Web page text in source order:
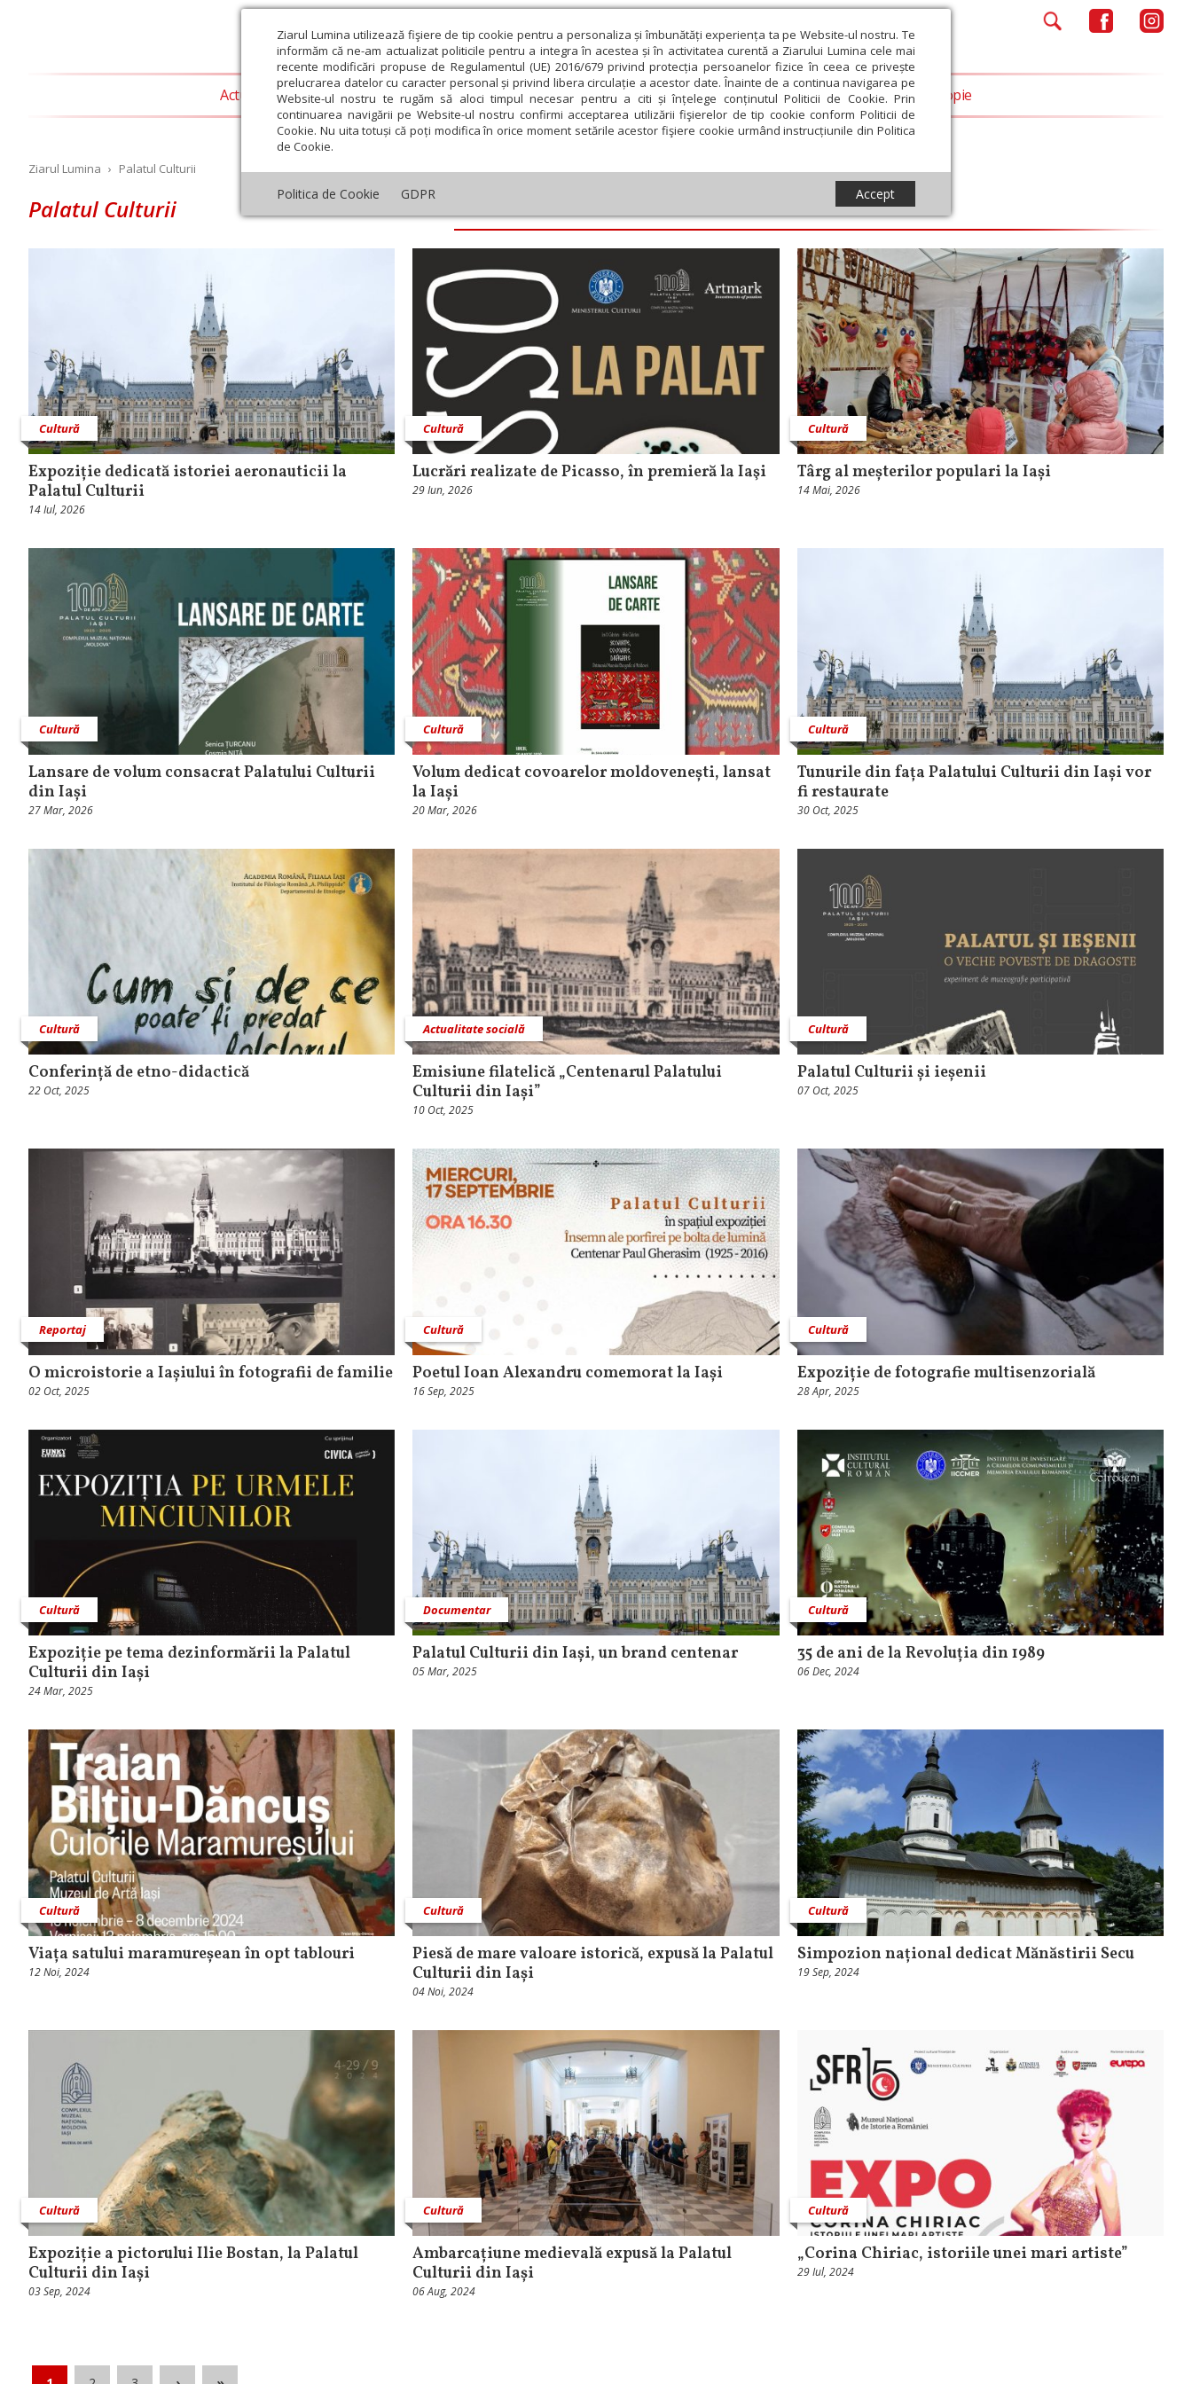
Ziarul Lumina utilizează fişiere de tip cookie pentru a personaliza și îmbunătăți experiența ta pe Website-ul nostru. Te
informăm că ne-am actualizat politicile pentru a integra în acestea și în activitatea curentă a Ziarului Lumina cele mai
recente modificări propuse de Regulamentul (UE) 2016/679 privind protecția persoanelor fizice în ceea ce privește
prelucrarea datelor cu caracter personal și privind libera circulație a acestor date. Înainte de a continua navigarea pe
Website-ul nostru te rugăm să aloci timpul necesar pentru a citi și înțelege conținutul Politicii de Cookie. Prin
continuarea navigării pe Website-ul nostru confirmi acceptarea utilizării fişierelor de tip cookie conform Politicii de
Cookie. Nu uita totuși că poți modifica în orice moment setările acestor fişiere cookie urmând instrucțiunile din Politica
de Cookie.
Politica de Cookie GDPR Accept
Actualitate religioasă Teologie și spiritualitate Educaţie și Cultură Societate Opinii Filantropie
Ziarul Lumina › Palatul Culturii
Palatul Culturii
Cultură
Expoziție dedicată istoriei aeronauticii la
Palatul Culturii
14 Iul, 2026
Cultură
Lucrări realizate de Picasso, în premieră la Iaşi
29 Iun, 2026
Cultură
Târg al meșterilor populari la Iași
14 Mai, 2026
Cultură
Lansare de volum consacrat Palatului Culturii
din Iași
27 Mar, 2026
Cultură
Volum dedicat covoarelor moldovenești, lansat
la Iași
20 Mar, 2026
Cultură
Tunurile din fața Palatului Culturii din Iași vor
fi restaurate
30 Oct, 2025
Cultură
Conferință de etno-didactică
22 Oct, 2025
Actualitate socială
Emisiune filatelică „Centenarul Palatului
Culturii din Iași”
10 Oct, 2025
Cultură
Palatul Culturii și ieșenii
07 Oct, 2025
Reportaj
O microistorie a Iașiului în fotografii de familie
02 Oct, 2025
Cultură
Poetul Ioan Alexandru comemorat la Iași
16 Sep, 2025
Cultură
Expoziție de fotografie multisenzorială
28 Apr, 2025
Cultură
Expoziție pe tema dezinformării la Palatul
Culturii din Iași
24 Mar, 2025
Documentar
Palatul Culturii din Iași, un brand centenar
05 Mar, 2025
Cultură
35 de ani de la Revoluția din 1989
06 Dec, 2024
Cultură
Viața satului maramureșean în opt tablouri
12 Noi, 2024
Cultură
Piesă de mare valoare istorică, expusă la Palatul
Culturii din Iași
04 Noi, 2024
Cultură
Simpozion național dedicat Mănăstirii Secu
19 Sep, 2024
Cultură
Expoziție a pictorului Ilie Bostan, la Palatul
Culturii din Iași
03 Sep, 2024
Cultură
Ambarcațiune medievală expusă la Palatul
Culturii din Iași
06 Aug, 2024
Cultură
„Corina Chiriac, istoriile unei mari artiste”
29 Iul, 2024